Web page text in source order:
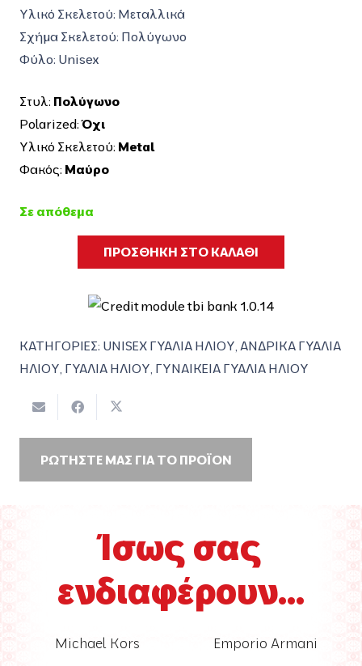
Υλικό Σκελετού: Μεταλλικά
Σχήμα Σκελετού: Πολύγωνο
Φύλο: Unisex
Στυλ: Πολύγωνο
Polarized:Όχι
Υλικό Σκελετού: Metal
Φακός: Μαύρο
Σε απόθεμα
ΠΡΟΣΘΗΚΗ ΣΤΟ ΚΑΛΑΘΙ
ΚΑΤΗΓΟΡΙΕΣ: UNISEX ΓΥΑΛΙΑ ΗΛΙΟΥ, ΑΝΔΡΙΚΑ ΓΥΑΛΙΑ
ΗΛΙΟΥ, ΓΥΑΛΙΑ ΗΛΙΟΥ, ΓΥΝΑΙΚΕΙΑ ΓΥΑΛΙΑ ΗΛΙΟΥ
ΡΩΤΗΣΤΕ ΜΑΣ ΓΙΑ ΤΟ ΠΡΟΪΟΝ
Ίσως σας
ενδιαφέρουν...
Emporio Armani